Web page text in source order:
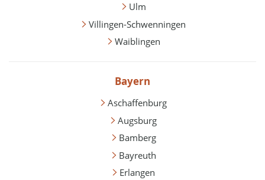
Ulm
Villingen-Schwenningen
Waiblingen
Bayern
Aschaffenburg
Augsburg
Bamberg
Bayreuth
Erlangen